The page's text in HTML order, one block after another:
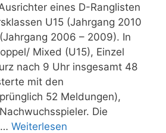
eines D-Ranglisten
U15 (Jahrgang 2010
2006 – 2009). In
Mixed (U15), Einzel
nach 9 Uhr insgesamt 48
mit den
52 Meldungen),
Die
Weiterlesen